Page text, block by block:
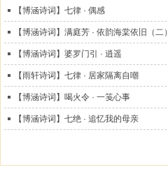
【博涵诗词】七律 · 偶感
【博涵诗词】满庭芳 · 依韵海棠依旧（二）
【博涵诗词】婆罗门引 · 逍遥
【雨轩诗词】七律 · 居家隔离自嘲
【博涵诗词】喝火令 · 一笺心事
【博涵诗词】七绝 · 追忆我的母亲